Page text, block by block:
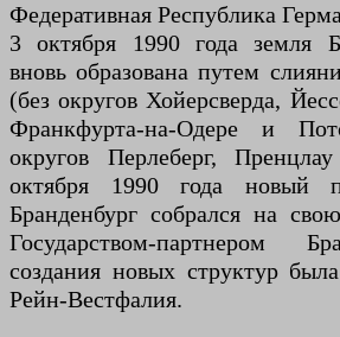
Федеративная Республика
3 октября 1990 года земля
вновь образована путем
(без округов Хойерсверда,
Франкфурта-на-Одере и
округов Перлеберг,
октября 1990 года новый
Бранденбург собрался на
Государством-партнером
создания новых структур
Рейн-Вестфалия.